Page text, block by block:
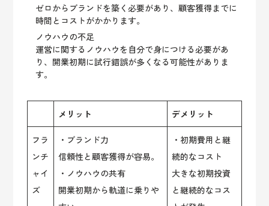
ゼロからブランドを築く必要があり、顧客獲得までに
時間とコストがかかります。
ノウハウの不足
運営に関するノウハウを自分で身につける必要があ
り、開業初期に試行錯誤が多くなる可能性がありま
す。
メリット デメリット
フラ
ンチ
ャイ
ズ
・ブランド力
信頼性と顧客獲得が容易。
・ノウハウの共有
開業初期から軌道に乗りや
・初期費用と継
続的なコスト
大きな初期投資
と継続的なコス